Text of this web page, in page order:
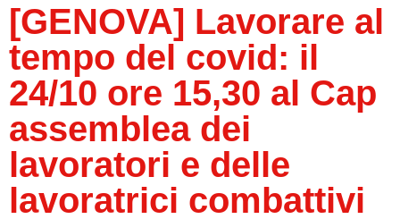
[GENOVA] Lavorare al
tempo del covid: il
24/10 ore 15,30 al Cap
assemblea dei
lavoratori e delle
lavoratrici combattivi